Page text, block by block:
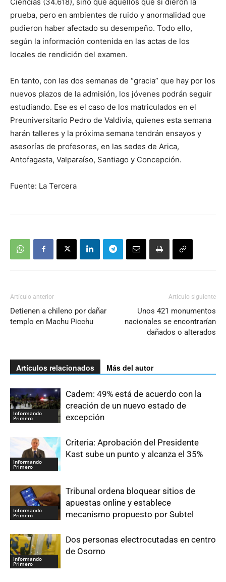
prueba, pero en ambientes de ruido y anormalidad que
pudieron haber afectado su desempeño. Todo ello,
según la información contenida en las actas de los
locales de rendición del examen.
En tanto, con las dos semanas de “gracia” que hay por los
nuevos plazos de la admisión, los jóvenes podrán seguir
estudiando. Ese es el caso de los matriculados en el
Preuniversitario Pedro de Valdivia, quienes esta semana
harán talleres y la próxima semana tendrán ensayos y
asesorías de profesores, en las sedes de Arica,
Antofagasta, Valparaíso, Santiago y Concepción.
Fuente: La Tercera
Artículo anterior
Detienen a chileno por dañar
templo en Machu Picchu
Artículo siguiente
Unos 421 monumentos
nacionales se encontrarían
dañados o alterados
Artículos relacionados Más del autor
Informando
Primero
Cadem: 49% está de acuerdo con la
creación de un nuevo estado de
excepción
Informando
Primero
Criteria: Aprobación del Presidente
Kast sube un punto y alcanza el 35%
Informando
Primero
Tribunal ordena bloquear sitios de
apuestas online y establece
mecanismo propuesto por Subtel
Informando
Primero
Dos personas electrocutadas en centro
de Osorno